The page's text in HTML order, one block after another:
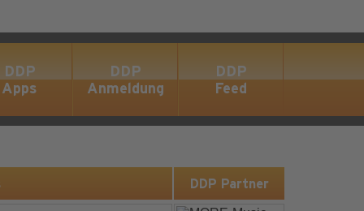
DDP
Apps
DDP
Anmeldung
DDP
Feed
DDP Partner